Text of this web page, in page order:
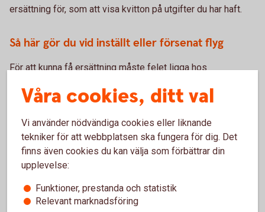
ersättning för, som att visa kvitton på utgifter du har haft.
Så här gör du vid inställt eller försenat flyg
För att kunna få ersättning måste felet ligga hos
strejk eller andra oförutsedda händelser. Samma
tillvägagångssätt gäller som vid försenat bagage. Har du
tagit en kompletterande försäkring med ditt kort kan du
även ansöka om ersättning under
personförsäkring/ankomstförsäkring. Se villkor för
respektive bankkorts kompletterande villkor.
Ett sista råd inför resan är att alltid packa det mest
nödvändiga i handbagaget så du klarar dig om du skulle stå
Våra cookies, ditt val
Vi använder nödvändiga cookies eller liknande
tekniker för att webbplatsen ska fungera för dig. Det
finns även cookies du kan välja som förbättrar din
upplevelse:
Funktioner, prestanda och statistik
Relevant marknadsföring